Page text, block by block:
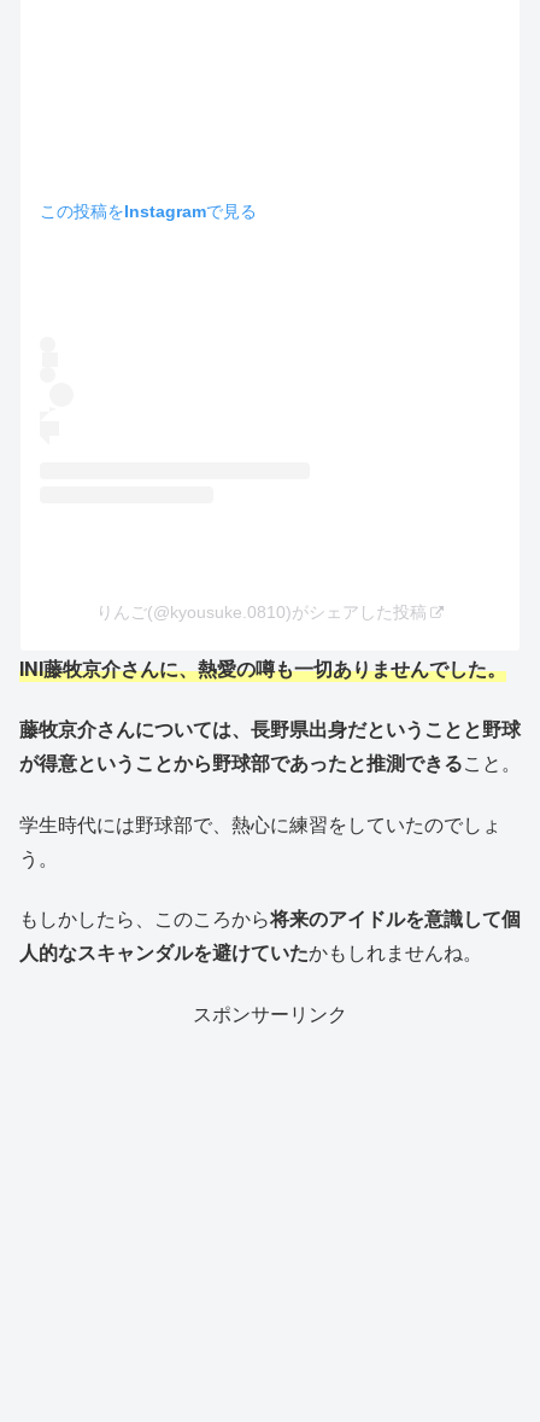
この投稿をInstagramで見る
りんご(@kyousuke.0810)がシェアした投稿
INI藤牧京介さんに、熱愛の噂も一切ありませんでした。
藤牧京介さんについては、長野県出身だということと野球
が得意ということから野球部であったと推測できること。
学生時代には野球部で、熱心に練習をしていたのでしょ
う。
もしかしたら、このころから将来のアイドルを意識して個
人的なスキャンダルを避けていたかもしれませんね。
スポンサーリンク